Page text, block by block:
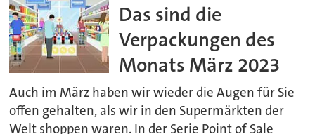
Das sind die
Verpackungen des
Monats März 2023
Auch im März haben wir wieder die Augen für Sie
offen gehalten, als wir in den Supermärkten der
Welt shoppen waren. In der Serie Point of Sale